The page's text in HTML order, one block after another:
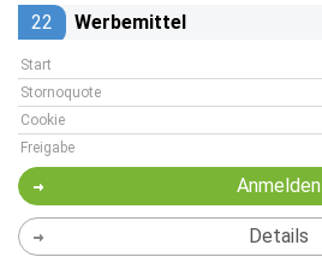
22 Werbemittel
Start
Stornoquote
Cookie
Freigabe
Anmelden
Details